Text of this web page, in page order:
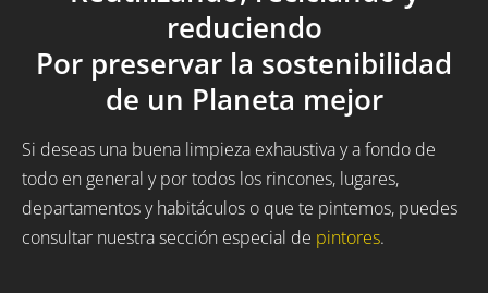
reduciendo
Por preservar la sostenibilidad
de un Planeta mejor
Si deseas una buena limpieza exhaustiva y a fondo de
todo en general y por todos los rincones, lugares,
departamentos y habitáculos o que te pintemos, puedes
consultar nuestra sección especial de pintores.